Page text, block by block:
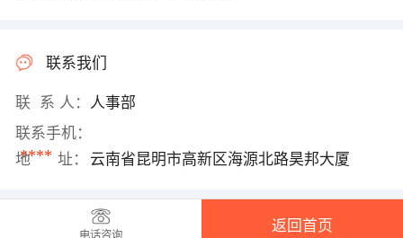
联系我们
联 系 人： 人事部
联系手机：
****
地 址： 云南省昆明市高新区海源北路昊邦大厦
电话咨询
返回首页